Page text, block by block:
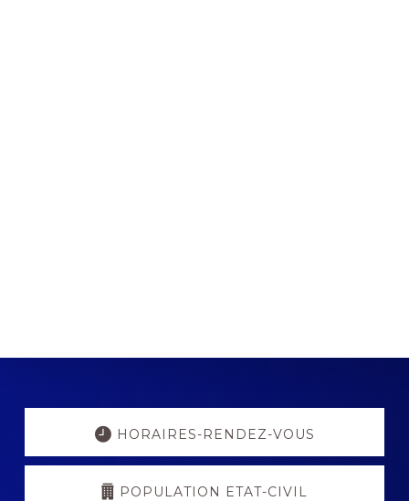
Explore
HORAIRES-RENDEZ-VOUS
POPULATION ETAT-CIVIL